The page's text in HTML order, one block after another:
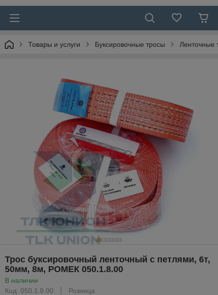
Товары и услуги Буксировочные тросы Ленточные
Трос буксировочный ленточный с петлями, 6т,
50мм, 8м, РОМЕК 050.1.8.00
В наличии
Код: 050.1.8.00
Розница